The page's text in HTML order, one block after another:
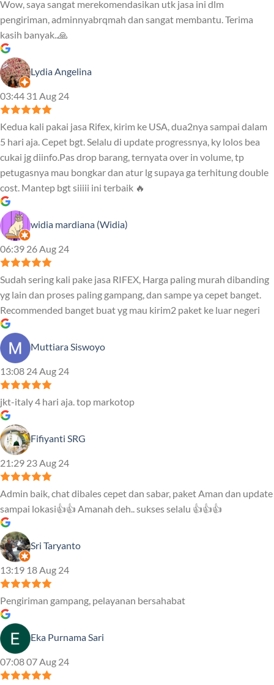
Wow, saya sangat merekomendasikan utk jasa ini dlm
pengiriman, adminnyabrqmah dan sangat membantu. Terima
kasih banyak..🙏
Lydia Angelina
03:44 31 Aug 24
Kedua kali pakai jasa Rifex, kirim ke USA, dua2nya sampai dalam
5 hari aja. Cepet bgt. Selalu di update progressnya, ky lolos bea
cukai jg diinfo.Pas drop barang, ternyata over in volume, tp
petugasnya mau bongkar dan atur lg supaya ga terhitung double
cost. Mantep bgt siiiii ini terbaik 🔥
widia mardiana (Widia)
06:39 26 Aug 24
Sudah sering kali pake jasa RIFEX, Harga paling murah dibanding
yg lain dan proses paling gampang, dan sampe ya cepet banget.
Recommended banget buat yg mau kirim2 paket ke luar negeri
Muttiara Siswoyo
13:08 24 Aug 24
jkt-italy 4 hari aja. top markotop
Fifiyanti SRG
21:29 23 Aug 24
Admin baik, chat dibales cepet dan sabar, paket Aman dan update
sampai lokasi👍👍 Amanah deh.. sukses selalu 👍👍👍
Sri Taryanto
13:19 18 Aug 24
Pengiriman gampang, pelayanan bersahabat
Eka Purnama Sari
07:08 07 Aug 24